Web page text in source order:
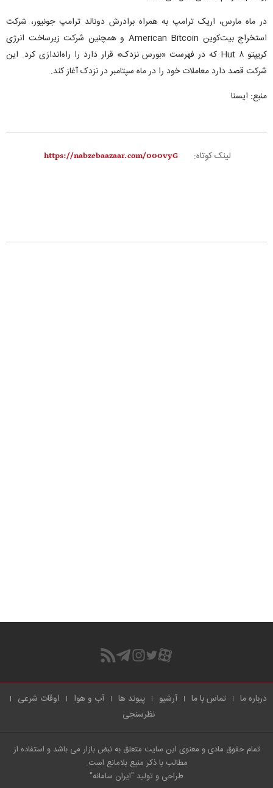
در ماه مارس، اریک ترامپ به همراه برادرش دونالد ترامپ جونیور، شرکت
استخراج بیت‌کوین American Bitcoin و همچنین شرکت زیرساخت انرژی
کریپتو Hut ۸ که در فهرست «بورس نزدک» قرار دارد را راه‌اندازی کرد. این
شرکت قصد دارد معاملات خود را در ماه سپتامبر در نزدک آغاز کند.
منبع: ایسنا
لینک کوتاه:
درباره ما تماس با ما آرشیو پیوند ها آب و هوا
اوقات شرعی
نظرسنجی
تمام حقوق مادی و معنوی این سایت متعلق به نبض بازار می باشد و استفاده از
مطالب با ذکر منبع بلامانع است.
طراحی و تولید "ایران سامانه"